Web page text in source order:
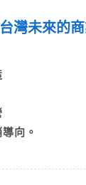
灣未來的
向。